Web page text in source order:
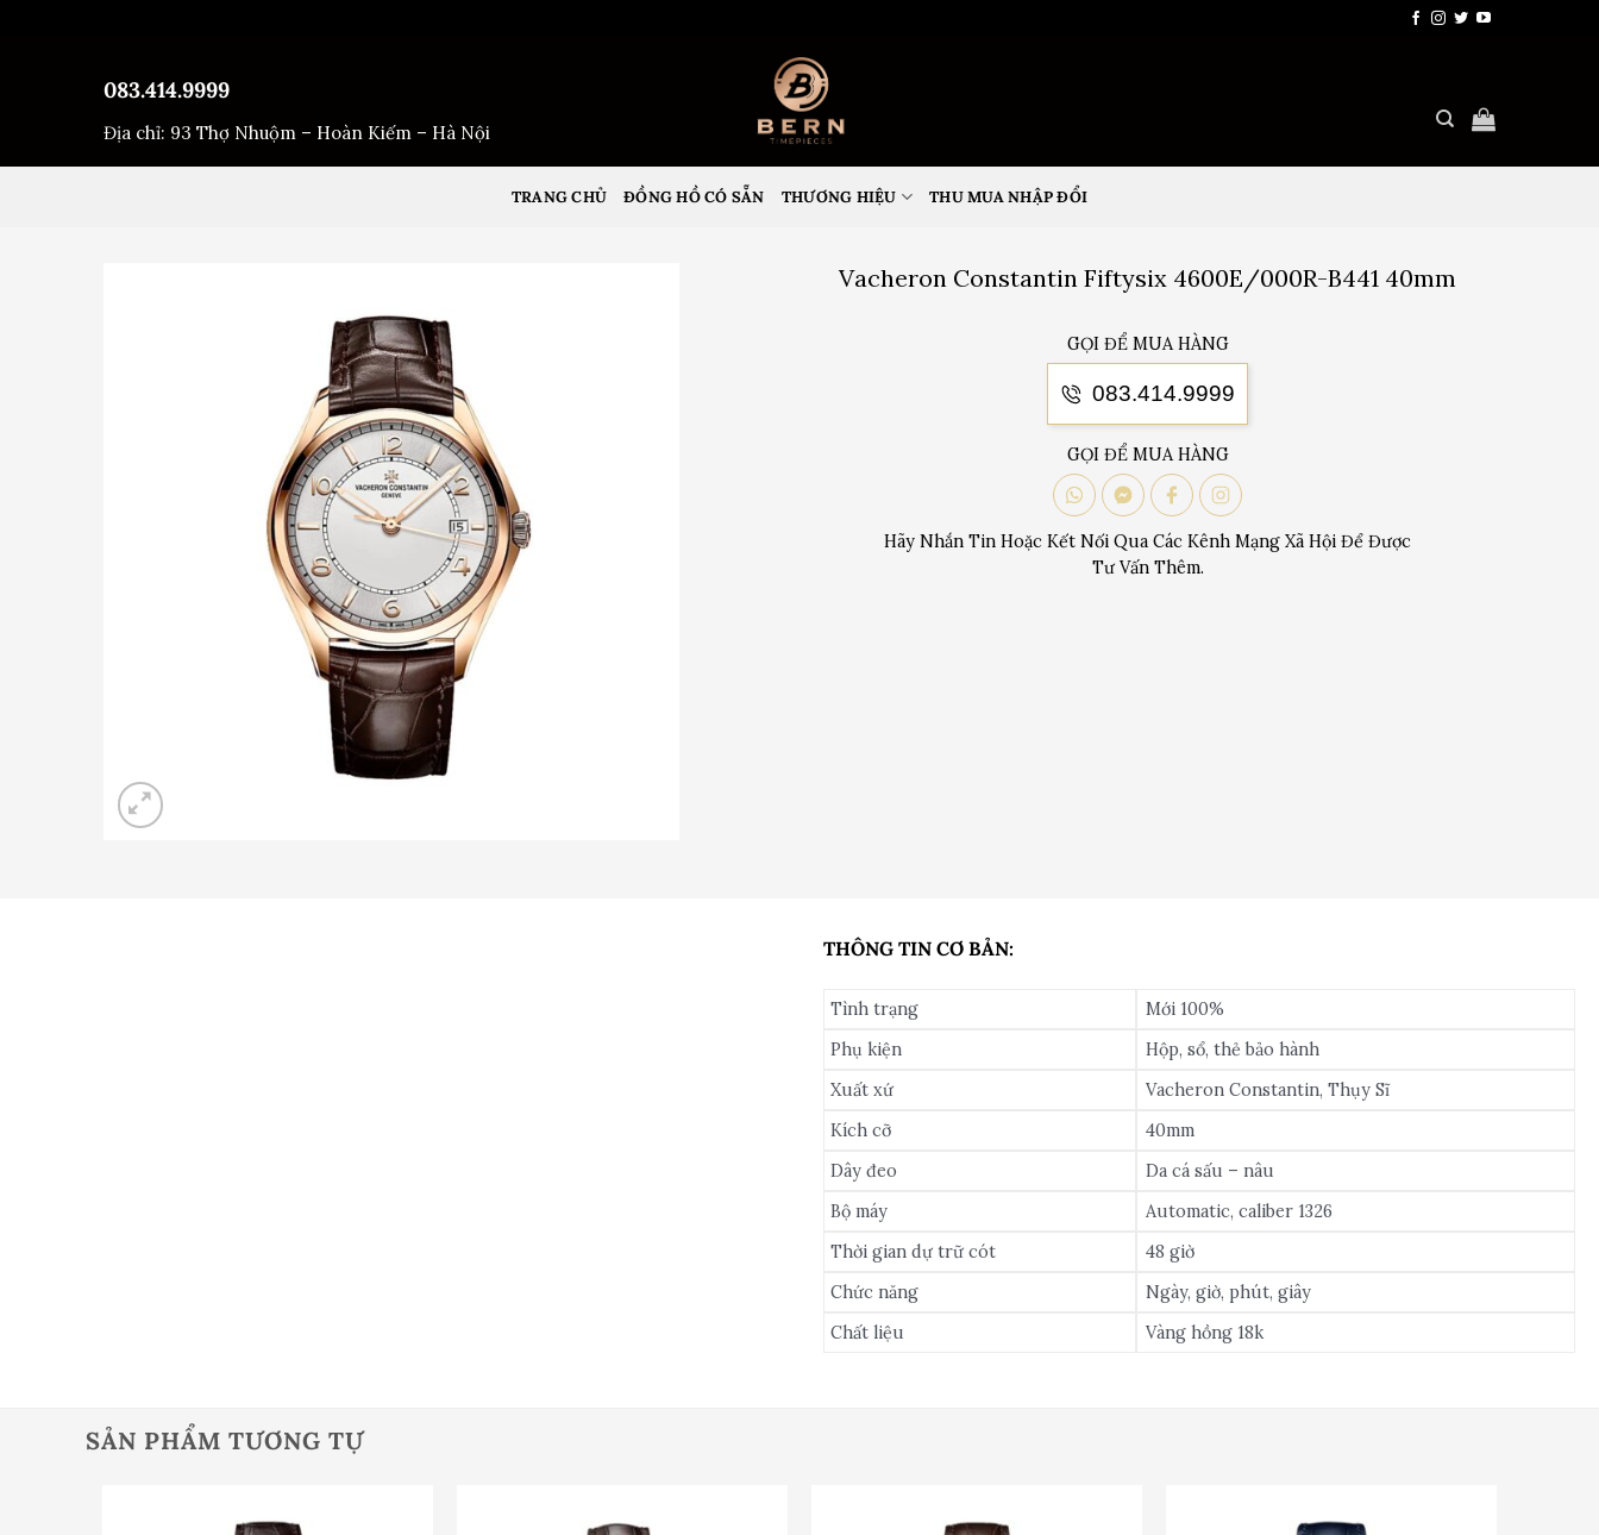
083.414.9999
Địa chỉ: 93 Thợ Nhuộm – Hoàn Kiếm – Hà Nội
TRANG CHỦ ĐỒNG HỒ CÓ SẴN THƯƠNG HIỆU THU MUA NHẬP ĐỔI
Vacheron Constantin Fiftysix 4600E/000R-B441 40mm
GỌI ĐỂ MUA HÀNG
083.414.9999
GỌI ĐỂ MUA HÀNG
Hãy Nhắn Tin Hoặc Kết Nối Qua Các Kênh Mạng Xã Hội Để Được
Tư Vấn Thêm.
THÔNG TIN CƠ BẢN:
Tình trạng
Mới 100%
Phụ kiện
Hộp, sổ, thẻ bảo hành
Xuất xứ
Vacheron Constantin, Thụy Sĩ
Kích cỡ
40mm
Dây đeo
Da cá sấu – nâu
Bộ máy
Automatic, caliber 1326
Thời gian dự trữ cót
48 giờ
Chức năng
Ngày, giờ, phút, giây
Chất liệu
Vàng hồng 18k
SẢN PHẨM TƯƠNG TỰ